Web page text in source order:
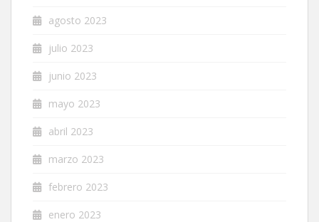
agosto 2023
julio 2023
junio 2023
mayo 2023
abril 2023
marzo 2023
febrero 2023
enero 2023